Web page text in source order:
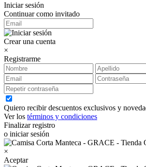
Iniciar sesión
Continuar como invitado
Crear una cuenta
×
Registrarme
Quiero recibir descuentos exclusivos y
Ver los términos y condiciones
Finalizar registro
o iniciar sesión
×
Aceptar